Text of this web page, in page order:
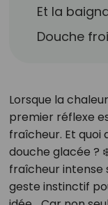
Et la
Douche
Lorsque la
premier réflexe
fraîcheur. Et quoi
douche glacée ?
fraîcheur intense
geste instinctif